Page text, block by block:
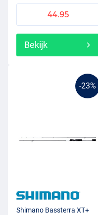
44.95
Bekijk
-23%
Shimano Bassterra XT+